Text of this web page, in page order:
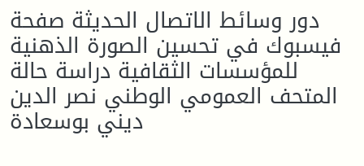
دور وسائط الاتصال الحديثة صفحة
فيسبوك في تحسين الصورة الذهنية
للمؤسسات الثقافية دراسة حالة
المتحف العمومي الوطني نصر الدين
ديني بوسعادة